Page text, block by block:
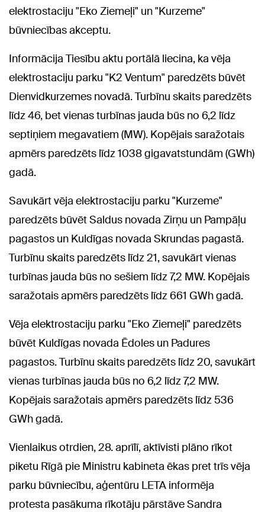
elektrostaciju "Eko Ziemeļi" un "Kurzeme"
būvniecības akceptu.
Informācija Tiesību aktu portālā liecina, ka vēja
elektrostaciju parku "K2 Ventum" paredzēts būvēt
Dienvidkurzemes novadā. Turbīnu skaits paredzēts
līdz 46, bet vienas turbīnas jauda būs no 6,2 līdz
septiņiem megavatiem (MW). Kopējais saražotais
apmērs paredzēts līdz 1038 gigavatstundām (GWh)
gadā.
Savukārt vēja elektrostaciju parku "Kurzeme"
paredzēts būvēt Saldus novada Zirņu un Pampāļu
pagastos un Kuldīgas novada Skrundas pagastā.
Turbīnu skaits paredzēts līdz 21, savukārt vienas
turbīnas jauda būs no sešiem līdz 7,2 MW. Kopējais
saražotais apmērs paredzēts līdz 661 GWh gadā.
Vēja elektrostaciju parku "Eko Ziemeļi" paredzēts
būvēt Kuldīgas novada Ēdoles un Padures
pagastos. Turbīnu skaits paredzēts līdz 20, savukārt
vienas turbīnas jauda būs no 6,2 līdz 7,2 MW.
Kopējais saražotais apmērs paredzēts līdz 536
GWh gadā.
Vienlaikus otrdien, 28. aprīlī, aktīvisti plāno rīkot
piketu Rīgā pie Ministru kabineta ēkas pret trīs vēja
parku būvniecību, aģentūru LETA informēja
protesta pasākuma rīkotāju pārstāve Sandra